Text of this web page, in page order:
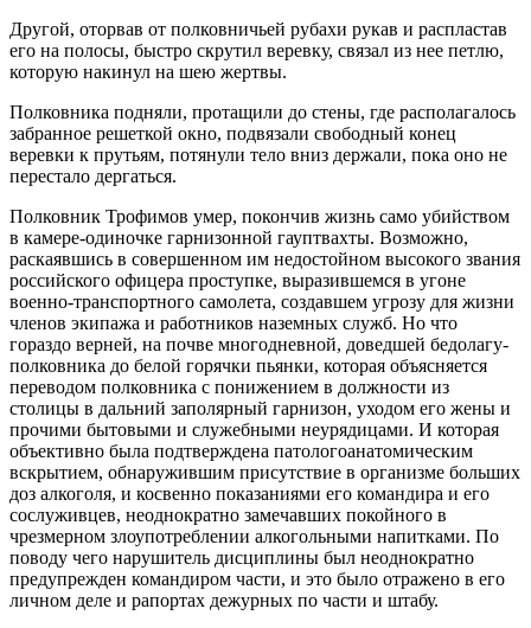
Другой, оторвав от полковничьей рубахи рукав и распластав
его на полосы, быстро скрутил веревку, связал из нее петлю,
которую накинул на шею жертвы.
Полковника подняли, протащили до стены, где располагалось
забранное решеткой окно, подвязали свободный конец
веревки к прутьям, потянули тело вниз держали, пока оно не
перестало дергаться.
Полковник Трофимов умер, покончив жизнь само убийством
в камере-одиночке гарнизонной гауптвахты. Возможно,
раскаявшись в совершенном им недостойном высокого звания
российского офицера проступке, выразившемся в угоне
военно-транспортного самолета, создавшем угрозу для жизни
членов экипажа и работников наземных служб. Но что
гораздо верней, на почве многодневной, доведшей бедолагу-
полковника до белой горячки пьянки, которая объясняется
переводом полковника с понижением в должности из
столицы в дальний заполярный гарнизон, уходом его жены и
прочими бытовыми и служебными неурядицами. И которая
объективно была подтверждена патологоанатомическим
вскрытием, обнаружившим присутствие в организме больших
доз алкоголя, и косвенно показаниями его командира и его
сослуживцев, неоднократно замечавших покойного в
чрезмерном злоупотреблении алкогольными напитками. По
поводу чего нарушитель дисциплины был неоднократно
предупрежден командиром части, и это было отражено в его
личном деле и рапортах дежурных по части и штабу.